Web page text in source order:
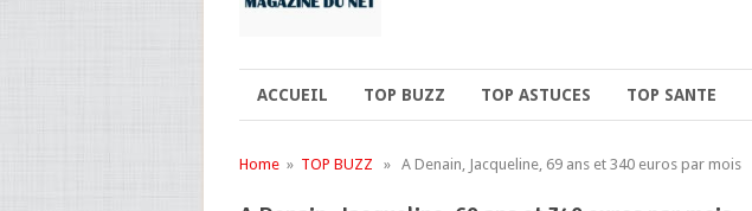
ACCUEIL TOP BUZZ TOP ASTUCES TOP SANTE
Home » TOP BUZZ » A Denain, Jacqueline, 69 ans et 340 euros par mois